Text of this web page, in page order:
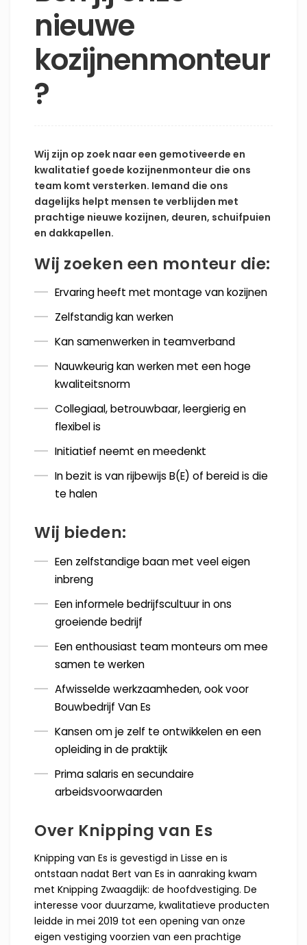
nieuwe
kozijnenmonteur
?
Wij zijn op zoek naar een gemotiveerde en
kwalitatief goede kozijnenmonteur die ons
team komt versterken. Iemand die ons
dagelijks helpt mensen te verblijden met
prachtige nieuwe kozijnen, deuren, schuifpuien
en dakkapellen.
Wij zoeken een monteur die:
Ervaring heeft met montage van kozijnen
Zelfstandig kan werken
Kan samenwerken in teamverband
Nauwkeurig kan werken met een hoge
kwaliteitsnorm
Collegiaal, betrouwbaar, leergierig en
flexibel is
Initiatief neemt en meedenkt
In bezit is van rijbewijs B(E) of bereid is die
te halen
Wij bieden:
Een zelfstandige baan met veel eigen
inbreng
Een informele bedrijfscultuur in ons
groeiende bedrijf
Een enthousiast team monteurs om mee
samen te werken
Afwisselde werkzaamheden, ook voor
Bouwbedrijf Van Es
Kansen om je zelf te ontwikkelen en een
opleiding in de praktijk
Prima salaris en secundaire
arbeidsvoorwaarden
Over Knipping van Es
Knipping van Es is gevestigd in Lisse en is
ontstaan nadat Bert van Es in aanraking kwam
met Knipping Zwaagdijk: de hoofdvestiging. De
interesse voor duurzame, kwalitatieve producten
leidde in mei 2019 tot een opening van onze
eigen vestiging voorzien van een prachtige